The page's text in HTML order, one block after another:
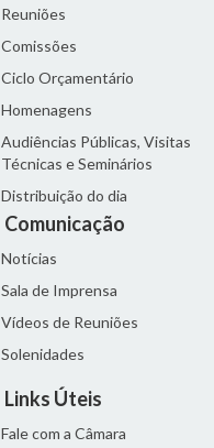
Reuniões
Comissões
Ciclo Orçamentário
Homenagens
Audiências Públicas, Visitas
Técnicas e Seminários
Distribuição do dia
Comunicação
Notícias
Sala de Imprensa
Vídeos de Reuniões
Solenidades
Links Úteis
Fale com a Câmara